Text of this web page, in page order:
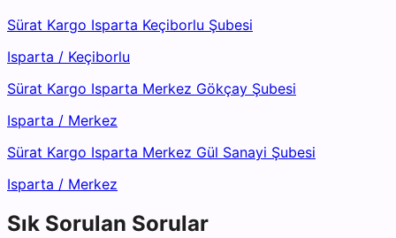
Sürat Kargo Isparta Keçiborlu Şubesi
Isparta / Keçiborlu
Sürat Kargo Isparta Merkez Gökçay Şubesi
Isparta / Merkez
Sürat Kargo Isparta Merkez Gül Sanayi Şubesi
Isparta / Merkez
Sık Sorulan Sorular